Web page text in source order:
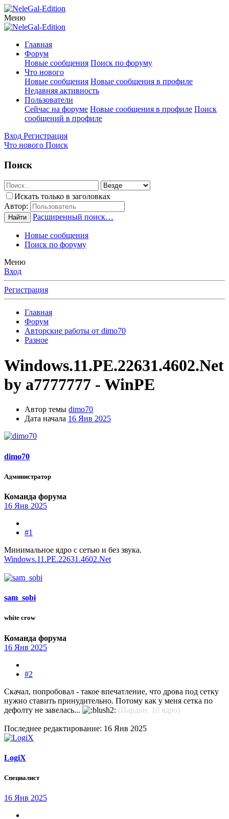
Меню
Главная
Форум
Новые сообщения Поиск по форуму
Что нового
Новые сообщения Новые сообщения в профиле
Недавняя активность
Пользователи
Сейчас на форуме Новые сообщения в профиле Поиск
сообщений в профиле
Вход Регистрация
Что нового Поиск
Поиск
Искать только в заголовках
Автор:
Найти Расширенный поиск…
Новые сообщения
Поиск по форуму
Меню
Вход
Регистрация
Главная
Форум
Авторские работы от dimo70
Разное
Windows.11.PE.22631.4602.Net
by a7777777 - WinPE
Автор темы dimo70
Дата начала 16 Янв 2025
dimo70
Администратор
Команда форума
16 Янв 2025
#1
Минимальное ядро с сетью и без звука.
Windows.11.PE.22631.4602.Net
sam_sobi
white crow
Команда форума
16 Янв 2025
#2
Скачал, попробовал - такое впечатление, что дрова под сетку
нужно ставить принудительно. Потому как у меня сетка по
дефолту не завелась...
(Пардон, 10 ядро)
Последнее редактирование: 16 Янв 2025
LogiX
Специалист
16 Янв 2025